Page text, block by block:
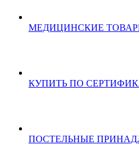
МЕДИЦИНСКИЕ
КУПИТЬ ПО
ПОСТЕЛЬНЫЕ